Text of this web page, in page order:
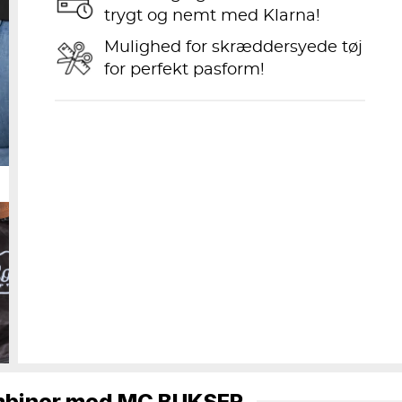
trygt og nemt med Klarna!
Mulighed for skræddersyede tøj
for perfekt pasform!